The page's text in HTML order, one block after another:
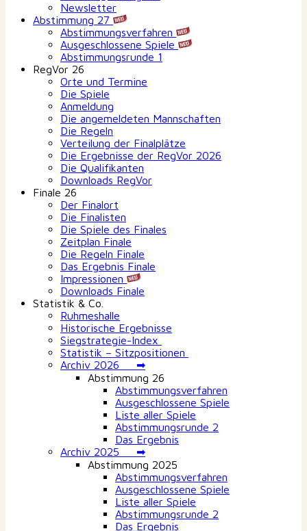
Newsletter
Abstimmung 27
Abstimmungsverfahren
Ausgeschlossene Spiele
Abstimmungsrunde 1
RegVor 26
Orte und Termine
Die Spiele
Anmeldung
Die angemeldeten Mannschaften
Die Regeln
Verteilung der Finalplätze
Die Ergebnisse der RegVor 2026
Die Qualifikanten
Downloads RegVor
Finale 26
Der Finalort
Die Finalisten
Die Spiele des Finales
Zeitplan Finale
Die Regeln Finale
Das Ergebnis Finale
Impressionen
Downloads Finale
Statistik & Co.
Ruhmeshalle
Historische Ergebnisse
Siegstrategie-Index
Statistik – Sitzpositionen
Archiv 2026 ➡
Abstimmung 26
Abstimmungsverfahren
Ausgeschlossene Spiele
Liste aller Spiele
Abstimmungsrunde 2
Das Ergebnis
Archiv 2025 ➡
Abstimmung 2025
Abstimmungsverfahren
Ausgeschlossene Spiele
Liste aller Spiele
Abstimmungsrunde 2
Das Ergebnis